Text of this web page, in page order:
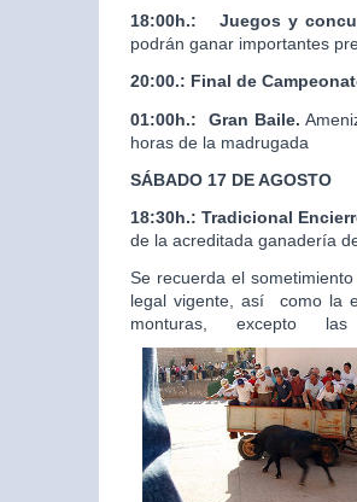
18:00h.:
Juegos y
podrán ganar importantes
20:00.: Final de
01:00h.: Gran Baile.
horas de la madrugada
SÁBADO 17 DE AGOSTO
18:30h.: Tradicional
de la acreditada ganadería
Se recuerda el
legal vigente, así como la
monturas, excepto